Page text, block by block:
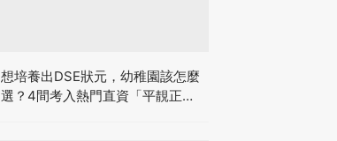
想培養出DSE狀元，幼稚園該怎麼
選？4間考入熱門直資「平靚正」